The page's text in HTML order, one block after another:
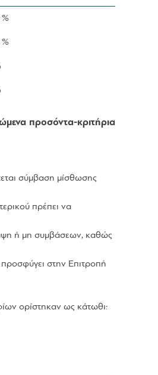
προσόντα-κριτήρια
σύμβαση μίσθωσης
πρέπει να
ή μη συμβάσεων, καθώς
στην Επιτροπή
ορίστηκαν ως κάτωθι: